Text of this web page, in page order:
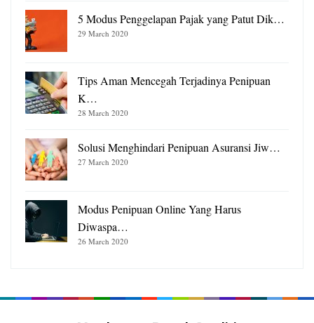
5 Modus Penggelapan Pajak yang Patut Dik…
29 March 2020
Tips Aman Mencegah Terjadinya Penipuan
K…
28 March 2020
Solusi Menghindari Penipuan Asuransi Jiw…
27 March 2020
Modus Penipuan Online Yang Harus
Diwaspa…
26 March 2020